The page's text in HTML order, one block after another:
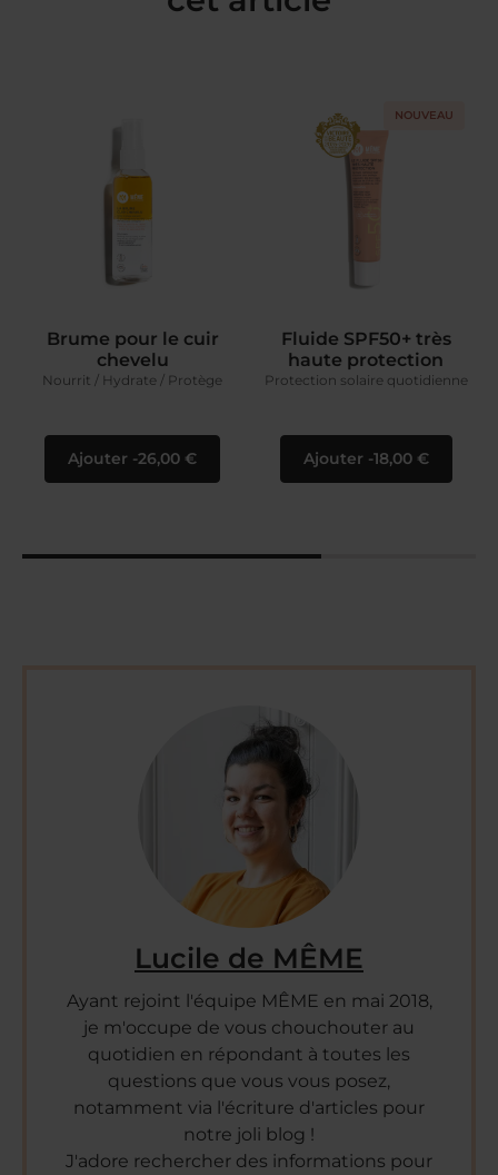
Brume pour le cuir
chevelu
Nourrit / Hydrate / Protège
Ajouter 26,00 €
NOUVEAU
Fluide SPF50+ très
haute protection
Protection solaire quotidienne
Ajouter 18,00 €
Lucile de MÊME
Ayant rejoint l'équipe MÊME en mai 2018,
je m'occupe de vous chouchouter au
quotidien en répondant à toutes les
questions que vous vous posez,
notamment via l'écriture d'articles pour
notre joli blog !
J'adore rechercher des informations pour